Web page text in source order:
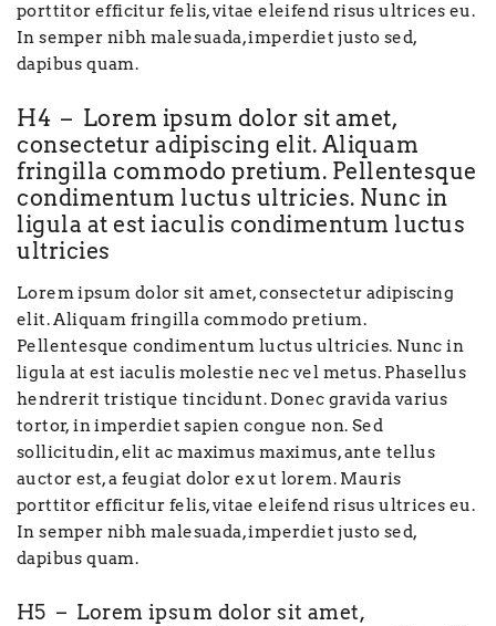
porttitor efficitur felis, vitae eleifend risus ultrices eu.
In semper nibh malesuada, imperdiet justo sed,
dapibus quam.
H4 – Lorem ipsum dolor sit amet,
consectetur adipiscing elit. Aliquam
fringilla commodo pretium. Pellentesque
condimentum luctus ultricies. Nunc in
ligula at est iaculis condimentum luctus
ultricies
Lorem ipsum dolor sit amet, consectetur adipiscing
elit. Aliquam fringilla commodo pretium.
Pellentesque condimentum luctus ultricies. Nunc in
ligula at est iaculis molestie nec vel metus. Phasellus
hendrerit tristique tincidunt. Donec gravida varius
tortor, in imperdiet sapien congue non. Sed
sollicitudin, elit ac maximus maximus, ante tellus
auctor est, a feugiat dolor ex ut lorem. Mauris
porttitor efficitur felis, vitae eleifend risus ultrices eu.
In semper nibh malesuada, imperdiet justo sed,
dapibus quam.
H5 – Lorem ipsum dolor sit amet,